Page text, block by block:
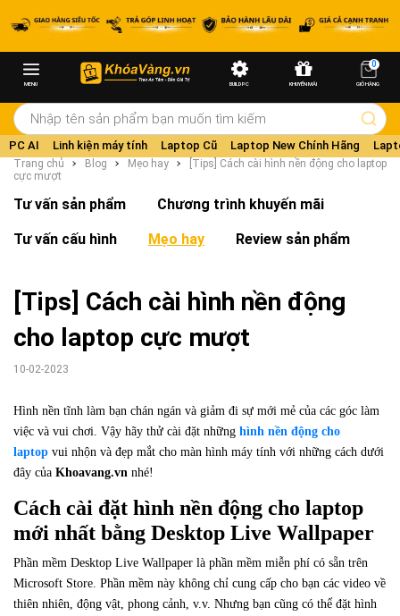
MENU BUILD PC KHUYẾN MÃI
0
GIỎ HÀNG
PC AI Linh kiện máy tính Laptop Cũ Laptop New Chính Hãng
Trang chủ Blog Mẹo hay
[Tips] Cách cài hình nền động cho laptop
cực mượt
Tư vấn sản phẩm Chương trình khuyến mãi
Tư vấn cấu hình Mẹo hay Review sản phẩm
[Tips] Cách cài hình nền động
cho laptop cực mượt
10-02-2023
Hình nền tĩnh làm bạn chán ngán và giảm đi sự mới mẻ của các góc làm
việc và vui chơi. Vậy hãy thử cài đặt những hình nền động cho
laptop vui nhộn và đẹp mắt cho màn hình máy tính với những cách dưới
đây của Khoavang.vn nhé!
Cách cài đặt hình nền động cho laptop
mới nhất bằng Desktop Live Wallpaper
Phần mềm Desktop Live Wallpaper là phần mềm miễn phí có sẵn trên
Microsoft Store. Phần mềm này không chỉ cung cấp cho bạn các video về
thiên nhiên, động vật, phong cảnh, v.v. Nhưng bạn cũng có thể đặt hình